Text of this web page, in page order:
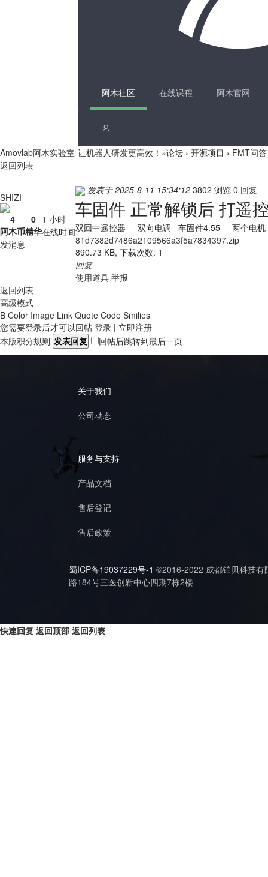
阿木社区 在线课程 阿木官网
Amovlab阿木实验室-让机器人研发更高效！ »论坛 › 开源项目 › FMT问答
返回列表
SHIZI
4
阿木币
0
精华
1 小时
在线时间
发消息
发表于 2025-8-11 15:34:12 3802 浏览 0 回复
车固件 正常解锁后 打遥
双回中遥控器 双向电调 车固件4.55 两个电机
81d7382d7486a2109566a3f5a7834397.zip
890.73 KB, 下载次数: 1
回复
使用道具 举报
返回列表
高级模式
B Color Image Link Quote Code Smilies
您需要登录后才可以回帖 登录 | 立即注册
本版积分规则 发表回复 回帖后跳转到最后一页
关于我们
公司动态
服务与支持
产品文档
售后登记
售后政策
蜀ICP备19037229号-1 ©2016-2022 成都铂贝科技
路184号三医创新中心四期7栋2楼
快速回复 返回顶部 返回列表